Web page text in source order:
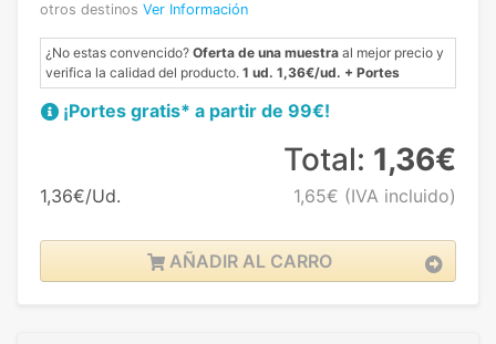
otros destinos Ver Información
¿No estas convencido? Oferta de una muestra al mejor precio y
verifica la calidad del producto. 1 ud. 1,36€/ud. + Portes
¡Portes gratis* a partir de 99€!
1,36€/Ud.
Total: 1,36€
1,65€ (IVA incluido)
AÑADIR AL CARRO